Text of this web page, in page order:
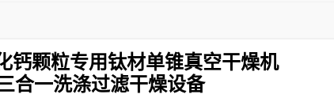
钙颗粒专用钛材单锥真空干燥机
合一洗涤过滤干燥设备